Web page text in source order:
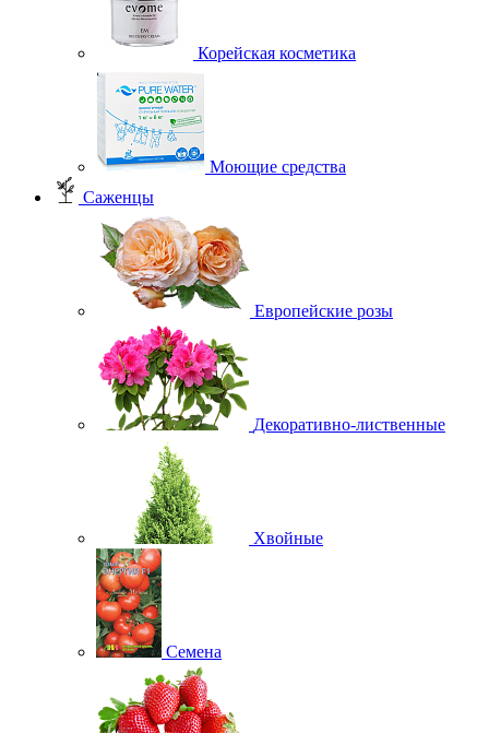
Корейская косметика
Моющие средства
Саженцы
Европейские розы
Декоративно-лиственные
Хвойные
Семена